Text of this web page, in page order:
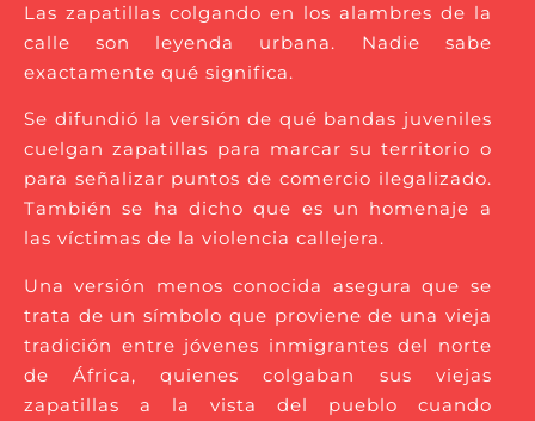
Las zapatillas colgando en los alambres de la
calle son leyenda urbana. Nadie sabe
exactamente qué significa.
Se difundió la versión de qué bandas juveniles
cuelgan zapatillas para marcar su territorio o
para señalizar puntos de comercio ilegalizado.
También se ha dicho que es un homenaje a
las víctimas de la violencia callejera.
Una versión menos conocida asegura que se
trata de un símbolo que proviene de una vieja
tradición entre jóvenes inmigrantes del norte
de África, quienes colgaban sus viejas
zapatillas a la vista del pueblo cuando